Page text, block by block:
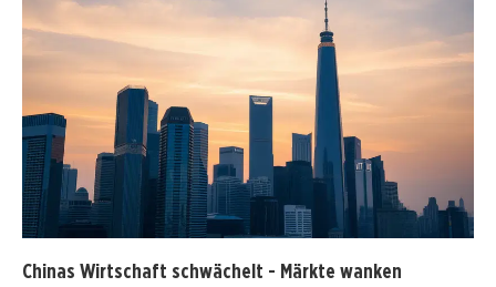
Chinas Wirtschaft schwächelt - Märkte wanken